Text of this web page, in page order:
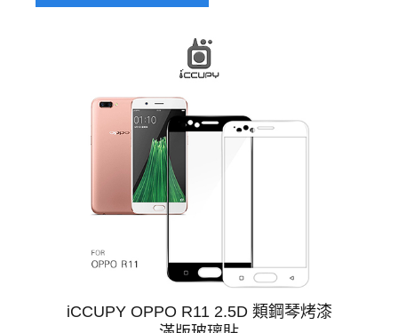
iCCUPY OPPO R11 2.5D 類鋼琴烤漆